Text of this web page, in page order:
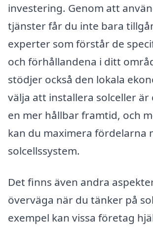
investering. Genom att
tjänster får du inte bara
experter som förstår de
och förhållandena i ditt
stödjer också den lokala
välja att installera solceller
en mer hållbar framtid, och
kan du maximera fördelarna
solcellssystem.
Det finns även andra
överväga när du tänker på
exempel kan vissa företag